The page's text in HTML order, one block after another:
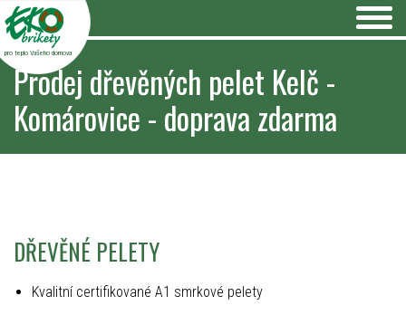
pro teplo Vašeho domova
Prodej dřevěných pelet Kelč -
Komárovice - doprava zdarma
DŘEVĚNÉ PELETY
Kvalitní certifikované A1 smrkové pelety